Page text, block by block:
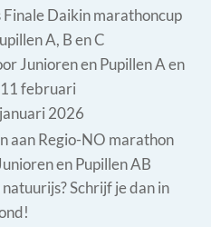
Daikin marathoncup
A, B en C
Junioren en Pupillen A en
februari
2026
aan Regio-NO marathon
en Pupillen AB
Schrijf je dan in